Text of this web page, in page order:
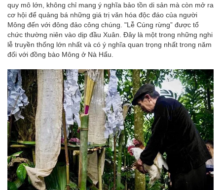
quy mô lớn, không chỉ mang ý nghĩa bảo tồn di sản mà còn mở ra
cơ hội để quảng bá những giá trị văn hóa độc đáo của người
Mông đến với đông đảo công chúng. "Lễ Cúng rừng” được tổ
chức thường niên vào dịp đầu Xuân. Đây là một trong những nghi
lễ truyền thống lớn nhất và có ý nghĩa quan trọng nhất trong năm
đối với đồng bào Mông ở Nà Hẩu.